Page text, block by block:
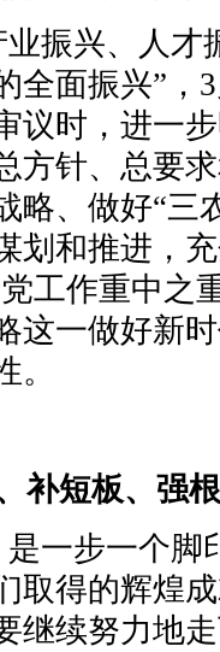
振兴、人才
全面振兴”，
议时，进一
方针、总要
略、做好“三
划和推进，
工作重中之
这一做好新
补短板、强
一步一个脚
取得的辉煌
继续努力地